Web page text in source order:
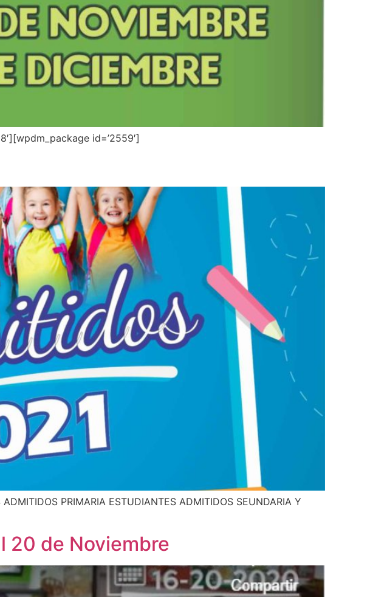
id=’2559′]
PRIMARIA ESTUDIANTES ADMITIDOS SEUNDARIA Y
20 de Noviembre